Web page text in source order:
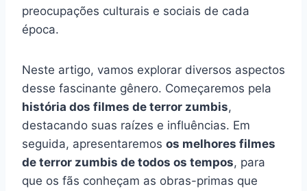
preocupações culturais e sociais de cada
época.
Neste artigo, vamos explorar diversos aspectos
desse fascinante gênero. Começaremos pela
história dos filmes de terror zumbis,
destacando suas raízes e influências. Em
seguida, apresentaremos os melhores filmes
de terror zumbis de todos os tempos, para
que os fãs conheçam as obras-primas que